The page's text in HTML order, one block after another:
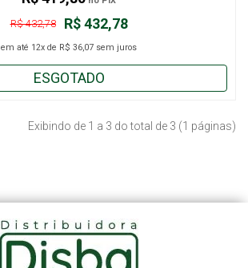
R$ 432,78
R$ 432,78
em até 12x de R$ 36,07 sem juros
ESGOTADO
Exibindo de 1 a 3 do total de 3 (1 páginas)